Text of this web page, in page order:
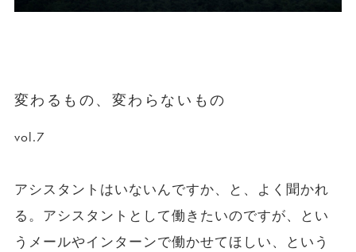
変わるもの、変わらないもの
vol.7
アシスタントはいないんですか、と、よく聞かれ
る。アシスタントとして働きたいのですが、とい
うメールやインターンで働かせてほしい、という